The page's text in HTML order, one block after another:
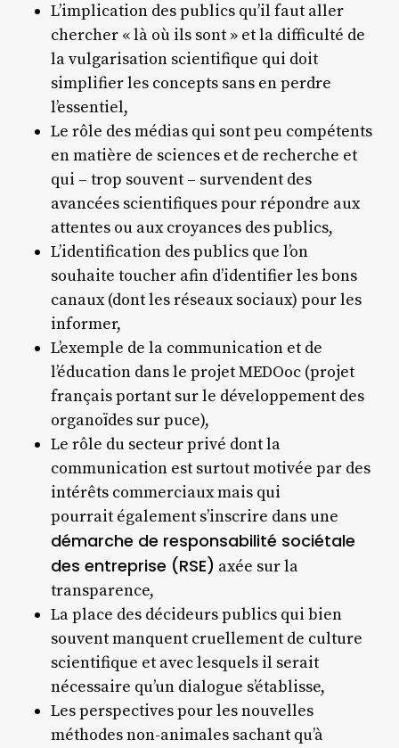
L’implication des publics qu’il faut aller
chercher « là où ils sont » et la difficulté de
la vulgarisation scientifique qui doit
simplifier les concepts sans en perdre
l’essentiel,
Le rôle des médias qui sont peu compétents
en matière de sciences et de recherche et
qui – trop souvent – survendent des
avancées scientifiques pour répondre aux
attentes ou aux croyances des publics,
L’identification des publics que l’on
souhaite toucher afin d’identifier les bons
canaux (dont les réseaux sociaux) pour les
informer,
L’exemple de la communication et de
l’éducation dans le projet MEDOoc (projet
français portant sur le développement des
organoïdes sur puce),
Le rôle du secteur privé dont la
communication est surtout motivée par des
intérêts commerciaux mais qui
pourrait également s’inscrire dans une
démarche de responsabilité sociétale
des entreprise (RSE) axée sur la
transparence,
La place des décideurs publics qui bien
souvent manquent cruellement de culture
scientifique et avec lesquels il serait
nécessaire qu’un dialogue s’établisse,
Les perspectives pour les nouvelles
méthodes non-animales sachant qu’à